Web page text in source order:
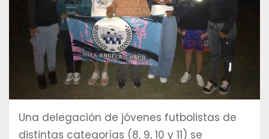
Una delegación de jóvenes futbolistas de
distintas categorías (8, 9, 10 y 11) se